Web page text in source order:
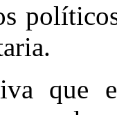
que